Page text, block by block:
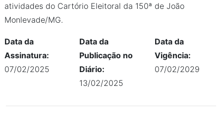
atividades do Cartório Eleitoral da 150ª de João
Monlevade/MG.
Data da
Assinatura:
07/02/2025
Data da
Publicação no
Diário:
13/02/2025
Data da
Vigência:
07/02/2029